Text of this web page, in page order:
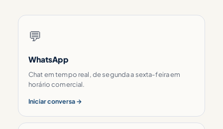
💬
WhatsApp
Chat em tempo real, de segunda a sexta-feira em
horário comercial.
Iniciar conversa →